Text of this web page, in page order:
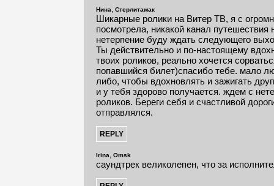
Нина, Стерлитамак
Шикарные ролики на Витер ТВ, я с
посмотрела, никакой канал
нетерпение буду ждать следующего
Ты действительно и по-настоящему
твоих роликов, реально хочется
попавшийся билет)спасибо тебе. мало
либо, чтобы вдохновлять и зажигать
и у тебя здорово получается. ждем с
роликов. Береги себя и счастливой
отправлялся.
Irina, Omsk
саундтрек великолепен, что за